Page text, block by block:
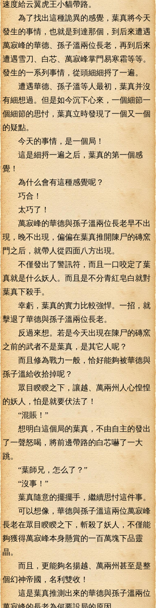
速度給云翼虎王小貓帶路。
為了找出這種詭異的感覺，葉真將今天
發生的事情，也就是到達那個，到后來遭遇
萬寂峰的華德、孫子溫兩位長老，再到后來
遭遇雪刀、白芯、萬寂峰掌門易寒霜等等。
發生的一系列事情，從頭細細捋了一遍。
遭遇華德、孫子溫等人最初，葉真并沒
有細想過。但是如今沉下心來，一個細節一
個細節的思忖，葉真立時發現了一個又一個
的疑點。
今天的事情，是一個局！
這是細捋一遍之后，葉真的第一個感
覺！
為什么會有這種感覺呢？
巧合！
太巧了！
萬寂峰的華德與孫子溫兩位長老早不出
現，晚不出現，偏偏在葉真推開陳尸的磚窯
門之后，就帶人從四面八方出現。
不僅發出了警訊符，而且一口咬定了葉
真就是什么妖人。而且是不分青紅皂白就對
葉真下殺手。
幸虧，葉真的實力比較強悍。一招，就
擊退了華德與孫子溫兩位長老。
反過來想。若是今天出現在陳尸的磚窯
之前的武者不是葉真，是其它人呢？
而且修為戰力一般，恰好能夠被華德與
孫子溫給收拾掉呢？
眾目睽睽之下，讓越、萬兩州人心惶惶
的妖人，怕是就要伏法了！
“混賬！”
想明白這個局的葉真，不由自主的發出
了一聲怒喝，將前邊帶路的白芯嚇了一大
跳。
“葉師兄，怎么了？”
“沒事！”
葉真隨意的擺擺手，繼續思忖這件事。
可以想像，華德與孫子溫這兩位萬寂峰
長老在眾目睽睽之下，斬殺了妖人，不僅能
夠獲得萬寂峰本身懸賞的一百萬塊下品靈
晶。
而且，更能夠名揚越、萬兩州甚至是整
個幻神帝國，名利雙收！
這是葉真推測出來的華德與孫子溫兩位